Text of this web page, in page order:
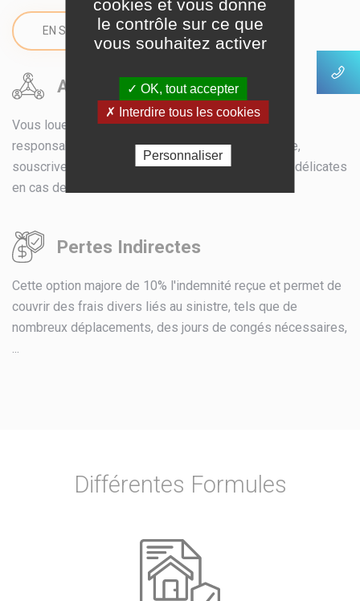
EN SAVOIR PLUS
Abandon de recours
Vous louez votre bâtiment? Afin d'être sûr que la
responsabilité de vos locataires soit bien couverte,
souscrivez à cette option et évitez des situations délicates
en cas de sinistre.
Pertes Indirectes
Cette option majore de 10% l'indemnité reçue et permet de
couvrir des frais divers liés au sinistre, tels que de
nombreux déplacements, des jours de congés nécessaires,
...
Différentes Formules
cookies et vous donne
le contrôle sur ce que
vous souhaitez activer
✓ OK, tout accepter
✗ Interdire tous les cookies
Personnaliser